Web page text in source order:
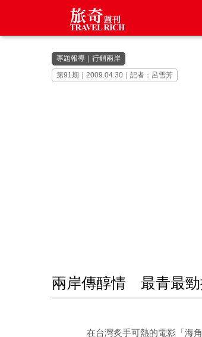
專題報導
行銷兩岸
第91期｜2009.04.30｜記者：呂雪芳
兩岸傳醇情 最青最勁
在台灣炙手可熱的電影「海